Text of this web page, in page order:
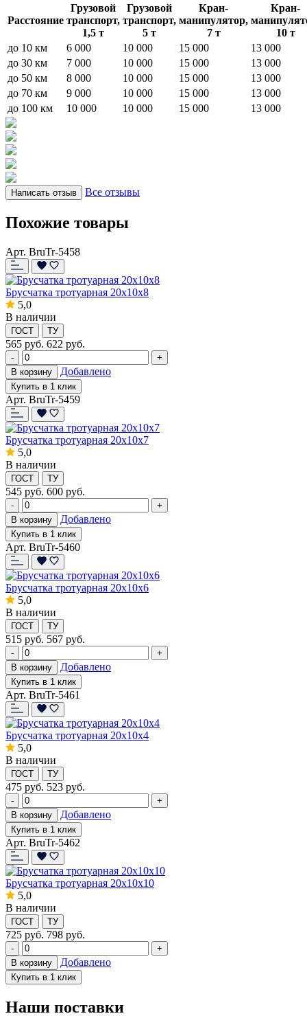
Расстояние
Грузовой
транспорт,
1,5 т
Грузовой
транспорт,
5 т
Кран-
манипулятор,
7 т
Кран-
10 т
до 10 км
6 000 10 000 15 000
13 000
до 30 км
7 000 10 000 15 000
13 000
до 50 км
8 000 10 000 15 000
13 000
до 70 км
9 000 10 000 15 000
13 000
до 100 км
10 000 10 000 15 000 13 000
Написать отзыв Все отзывы
Похожие товары
Арт. BruTr-5458
Брусчатка тротуарная 20x10x8
5,0
В наличии
ГОСТ ТУ
565 руб. 622 руб.
-
+
В корзину
Добавлено
Купить в 1 клик
Арт. BruTr-5459
Брусчатка тротуарная 20x10x7
5,0
В наличии
ГОСТ ТУ
545 руб. 600 руб.
-
+
В корзину
Добавлено
Купить в 1 клик
Арт. BruTr-5460
Брусчатка тротуарная 20x10x6
5,0
В наличии
ГОСТ ТУ
515 руб. 567 руб.
-
+
В корзину
Добавлено
Купить в 1 клик
Арт. BruTr-5461
Брусчатка тротуарная 20x10x4
5,0
В наличии
ГОСТ ТУ
475 руб. 523 руб.
-
+
В корзину
Добавлено
Купить в 1 клик
Арт. BruTr-5462
Брусчатка тротуарная 20x10x10
5,0
В наличии
ГОСТ ТУ
725 руб. 798 руб.
-
+
В корзину
Добавлено
Купить в 1 клик
Наши поставки